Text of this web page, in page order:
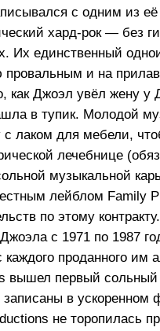
с одним из
хард-рок — без
Их единственный
провальным и на
как Джоэл увёл жену
в тупик. Молодой
с лаком для мебели,
лечебнице
музыкальной
лейблом Family
по этому
с 1971 по 1987
каждого проданного им
вышел первый
в
не торопилась